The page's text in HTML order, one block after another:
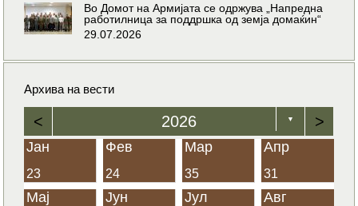
Во Домот на Армијата се одржува „Напредна
работилница за поддршка од земја домаќин“
29.07.2026
Архива на вести
< 2026 ▼ >
Јан
23
Фев
24
Мар
35
Апр
31
Мај Јун Јул Авг